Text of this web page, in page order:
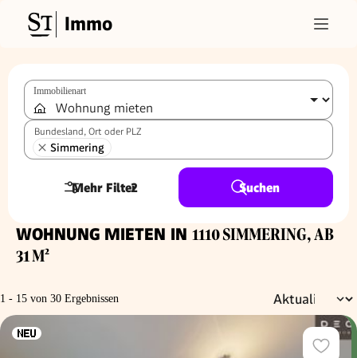
Immo
Immobilienart
Bundesland, Ort oder PLZ
Simmering
Mehr Filter
2 Suchen
WOHNUNG MIETEN IN 1110 SIMMERING, AB
31 M²
1 - 15 von 30 Ergebnissen